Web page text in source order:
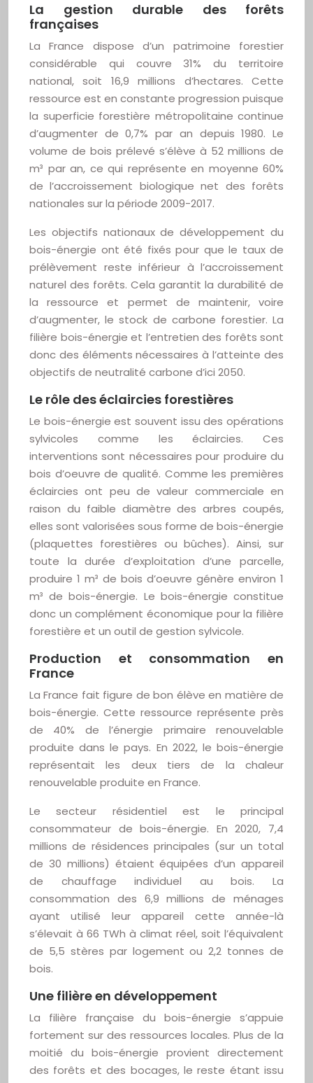
La gestion durable des forêts
françaises
La France dispose d’un patrimoine forestier
considérable qui couvre 31% du territoire
national, soit 16,9 millions d’hectares. Cette
ressource est en constante progression puisque
la superficie forestière métropolitaine continue
d’augmenter de 0,7% par an depuis 1980. Le
volume de bois prélevé s’élève à 52 millions de
m³ par an, ce qui représente en moyenne 60%
de l’accroissement biologique net des forêts
nationales sur la période 2009-2017.
Les objectifs nationaux de développement du
bois-énergie ont été fixés pour que le taux de
prélèvement reste inférieur à l’accroissement
naturel des forêts. Cela garantit la durabilité de
la ressource et permet de maintenir, voire
d’augmenter, le stock de carbone forestier. La
filière bois-énergie et l’entretien des forêts sont
donc des éléments nécessaires à l’atteinte des
objectifs de neutralité carbone d’ici 2050.
Le rôle des éclaircies forestières
Le bois-énergie est souvent issu des opérations
sylvicoles comme les éclaircies. Ces
interventions sont nécessaires pour produire du
bois d’oeuvre de qualité. Comme les premières
éclaircies ont peu de valeur commerciale en
raison du faible diamètre des arbres coupés,
elles sont valorisées sous forme de bois-énergie
(plaquettes forestières ou bûches). Ainsi, sur
toute la durée d’exploitation d’une parcelle,
produire 1 m³ de bois d’oeuvre génère environ 1
m³ de bois-énergie. Le bois-énergie constitue
donc un complément économique pour la filière
forestière et un outil de gestion sylvicole.
Production et consommation en
France
La France fait figure de bon élève en matière de
bois-énergie. Cette ressource représente près
de 40% de l’énergie primaire renouvelable
produite dans le pays. En 2022, le bois-énergie
représentait les deux tiers de la chaleur
renouvelable produite en France.
Le secteur résidentiel est le principal
consommateur de bois-énergie. En 2020, 7,4
millions de résidences principales (sur un total
de 30 millions) étaient équipées d’un appareil
de chauffage individuel au bois. La
consommation des 6,9 millions de ménages
ayant utilisé leur appareil cette année-là
s’élevait à 66 TWh à climat réel, soit l’équivalent
de 5,5 stères par logement ou 2,2 tonnes de
bois.
Une filière en développement
La filière française du bois-énergie s’appuie
fortement sur des ressources locales. Plus de la
moitié du bois-énergie provient directement
des forêts et des bocages, le reste étant issu